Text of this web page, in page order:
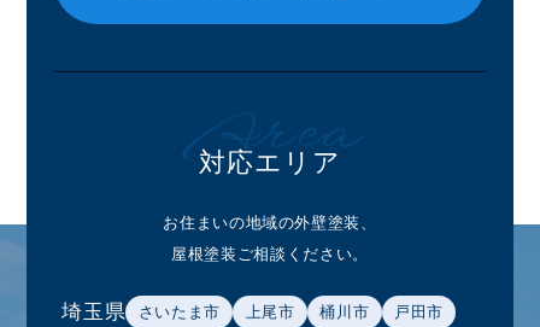
対応エリア
Area
お住まいの地域の外壁塗装、
屋根塗装ご相談ください。
埼玉県 さいたま市 上尾市 桶川市 戸田市